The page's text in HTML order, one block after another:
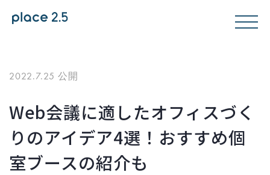
2022.7.25 公開
Web会議に適したオフィスづく
りのアイデア4選！おすすめ個
室ブースの紹介も